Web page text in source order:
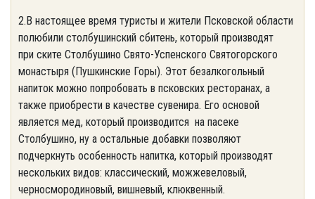
2.В настоящее время туристы и жители Псковской области
полюбили столбушинский сбитень, который производят
при ските Столбушино Свято-Успенского Святогорского
монастыря (Пушкинские Горы). Этот безалкогольный
напиток можно попробовать в псковских ресторанах, а
также приобрести в качестве сувенира. Его основой
является мед, который производится на пасеке
Столбушино, ну а остальные добавки позволяют
подчеркнуть особенность напитка, который производят
нескольких видов: классический, можжевеловый,
черносмородиновый, вишневый, клюквенный.